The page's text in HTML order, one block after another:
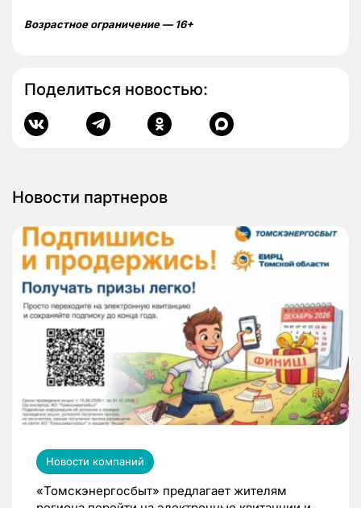
Возрастное ограничение — 16+
Поделиться новостью:
Новости партнеров
Новости компаний
«Томскэнергосбыт» предлагает жителям